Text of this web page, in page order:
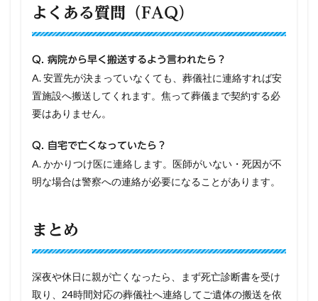
よくある質問（FAQ）
Q. 病院から早く搬送するよう言われたら？
A. 安置先が決まっていなくても、葬儀社に連絡すれば安
置施設へ搬送してくれます。焦って葬儀まで契約する必
要はありません。
Q. 自宅で亡くなっていたら？
A. かかりつけ医に連絡します。医師がいない・死因が不
明な場合は警察への連絡が必要になることがあります。
まとめ
深夜や休日に親が亡くなったら、まず死亡診断書を受け
取り、24時間対応の葬儀社へ連絡してご遺体の搬送を依